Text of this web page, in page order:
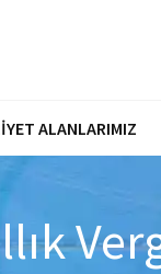
ALANLARIMIZ